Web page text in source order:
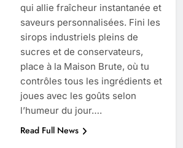
Découvrez notre test d’orientation
gratuit spécialement conçu pour
collégiens et lycéens
4 Mois Ago
Liste complète des marques
rezoactif.com à connaître en 2025
qui allie fraîcheur instantanée et
saveurs personnalisées. Fini les
sirops industriels pleins de
sucres et de conservateurs,
place à la Maison Brute, où tu
contrôles tous les ingrédients et
joues avec les goûts selon
l’humeur du jour….
Read Full News